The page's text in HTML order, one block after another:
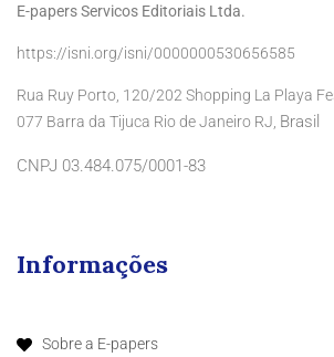
E-papers Servicos Editoriais Ltda.
https://isni.org/isni/0000000530656585
Rua Ruy Porto, 120/202 Shopping La Playa
077 Barra da Tijuca Rio de Janeiro RJ, Brasil
CNPJ 03.484.075/0001-83
Informações
Sobre a E-papers